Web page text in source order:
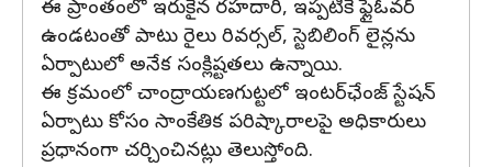
ఈ ప్రాంతంలో ఇరుకైన రహదారి, ఇప్పటికే ఫ్లైఓవర్
ఉండటంతో పాటు రైలు రివర్సల్, స్టెబిలింగ్ లైన్లను
ఏర్పాటులో అనేక సంక్లిష్టతలు ఉన్నాయి.
ఈ క్రమంలో చాంద్రాయణగుట్టలో ఇంటర్‌ఛేంజ్ స్టేషన్‌
ఏర్పాటు కోసం సాంకేతిక పరిష్కారాలపై అధికారులు
ప్రధానంగా చర్చించినట్లు తెలుస్తోంది.